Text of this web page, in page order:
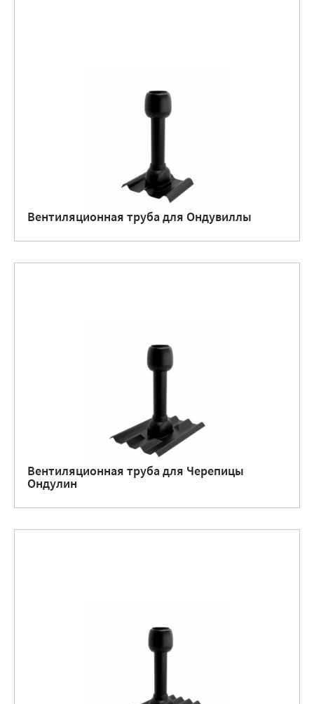
Вентиляционная труба для Ондувиллы
Вентиляционная труба для Черепицы
Ондулин